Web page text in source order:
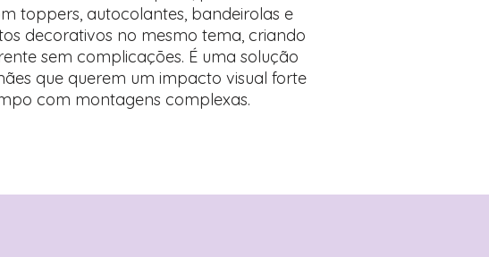
toppers, autocolantes, bandeirolas e
decorativos no mesmo tema, criando
sem complicações. É uma solução
que querem um impacto visual forte
com montagens complexas.